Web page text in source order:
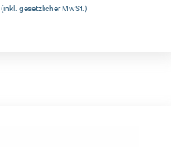
(inkl. gesetzlicher MwSt.)